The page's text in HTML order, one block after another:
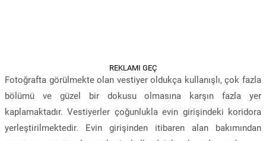
REKLAMI GEÇ
Fotoğrafta görülmekte olan vestiyer oldukça kullanışlı, çok fazla
bölümü ve güzel bir dokusu olmasına karşın fazla yer
kaplamaktadır. Vestiyerler çoğunlukla evin girişindeki koridora
yerleştirilmektedir. Evin girişinden itibaren alan bakımından